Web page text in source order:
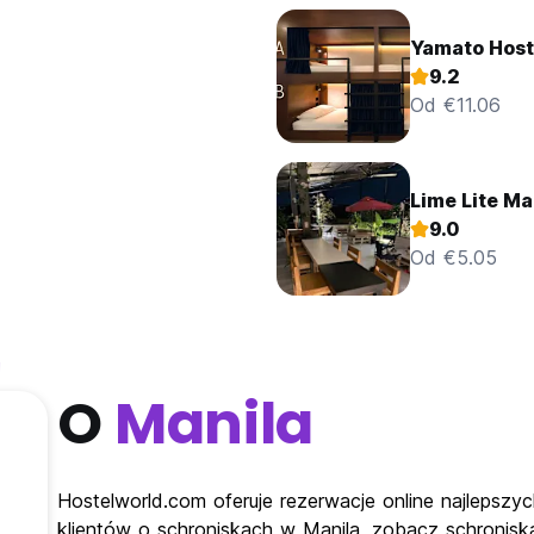
Yamato
9.2
Od €11.06
Lime Lite
9.0
Od €5.05
O Manila
Hostelworld.com oferuje rezerwacje online